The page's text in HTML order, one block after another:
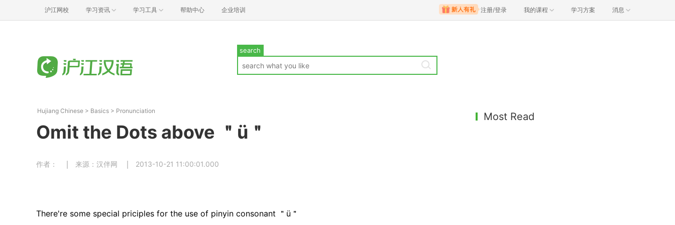
沪江网校 学习资讯 学习工具 帮助中心 企业培训 注册/登录 我的课程 学习方案 消息
search
Hujiang Chinese > Basics > Pronunciation
Omit the Dots above ＂ü＂
作者： 来源：汉伴网 2013-10-21 11:00:01.000
There're some special priciples for the use of pinyin consonant ＂ü＂
Most Read